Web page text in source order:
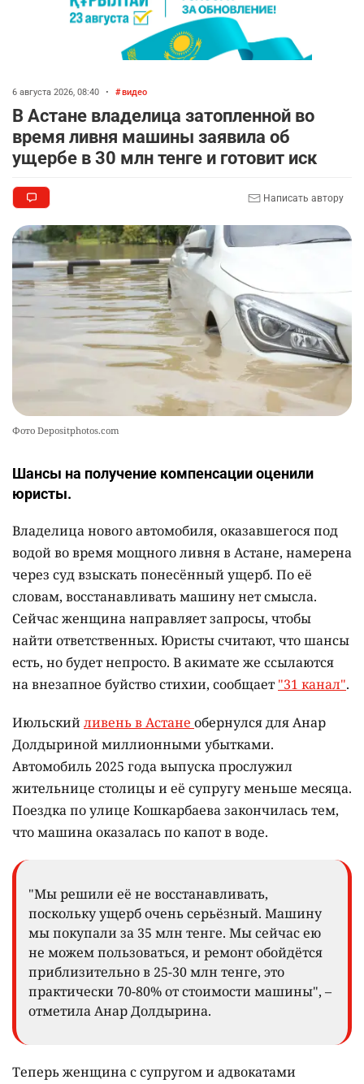
🐏 Скота больше, а мясо дороже. Почему в
Казахстане продолжают расти цены на
баранину и конину
8
🗣 620 человек освободили из колоний по
амнистии
2330 3 18
9
2323 7 71
10
🎬 Умер известный казахстанский
кинорежиссёр Ардак Амиркулов
2305 0 50
6 августа 2026, 08:40 • видео
В Астане владелица затопленной во
время ливня машины заявила об
ущербе в 30 млн тенге и готовит иск
Написать автору
Фото Depositphotos.com
Шансы на получение компенсации оценили
юристы.
Владелица нового автомобиля, оказавшегося под
водой во время мощного ливня в Астане, намерена
через суд взыскать понесённый ущерб. По её
словам, восстанавливать машину нет смысла.
Сейчас женщина направляет запросы, чтобы
найти ответственных. Юристы считают, что шансы
есть, но будет непросто. В акимате же ссылаются
на внезапное буйство стихии, сообщает "31 канал".
Июльскийливень в Астане обернулся для Анар
Долдыриной миллионными убытками.
Автомобиль 2025 года выпуска прослужил
жительнице столицы и её супругу меньше месяца.
Поездка по улице Кошкарбаева закончилась тем,
что машина оказалась по капот в воде.
"Мы решили её не восстанавливать,
поскольку ущерб очень серьёзный. Машину
мы покупали за 35 млн тенге. Мы сейчас ею
не можем пользоваться, и ремонт обойдётся
приблизительно в 25-30 млн тенге, это
практически 70-80% от стоимости машины", –
отметила Анар Долдырина.
Теперь женщина с супругом и адвокатами